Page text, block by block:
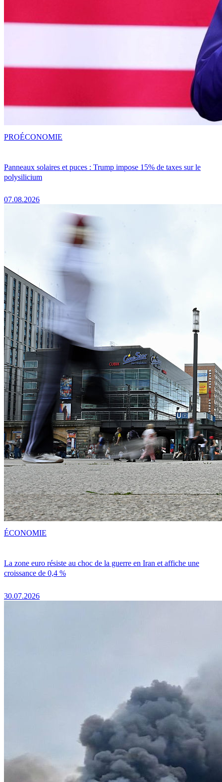
Panneaux solaires et puces : Trump impose 15% de taxes sur le
polysilicium
07.08.2026
PROÉCONOMIE
La zone euro résiste au choc de la guerre en Iran et affiche une
croissance de 0,4 %
30.07.2026
ÉCONOMIE